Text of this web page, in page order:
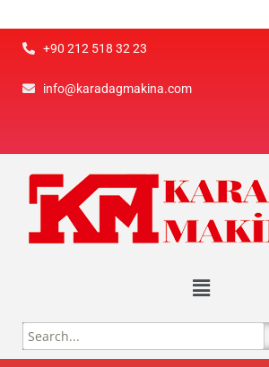
+90 212 518 32 23
info@karadagmakina.com